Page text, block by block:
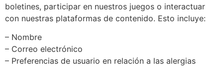
boletines, participar en nuestros juegos o interactuar
con nuestras plataformas de contenido. Esto incluye:
– Nombre
– Correo electrónico
– Preferencias de usuario en relación a las alergias